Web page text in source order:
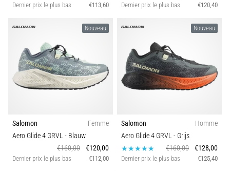
(test
vitesse,
l'agilité
de
direction.
le…
Dernier prix le plus bas €113,60 Dernier prix le plus bas €120,40
Nouveau
Salomon
Femme
Aero Glide 4 GRVL - Blauw
€160,00
€120,00
Dernier prix le plus bas €112,00
Nouveau
Salomon
Homme
Aero Glide 4 GRVL - Grijs
€160,00
€128,00
Dernier prix le plus bas €125,40